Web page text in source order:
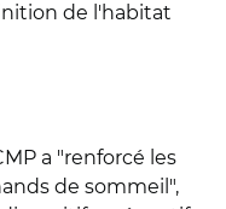
de l'habitat
a "renforcé les
de sommeil ",